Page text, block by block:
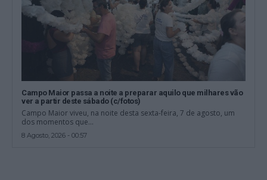
Campo Maior passa a noite a preparar aquilo que milhares vão
ver a partir deste sábado (c/fotos)
Campo Maior viveu, na noite desta sexta-feira, 7 de agosto, um
dos momentos que...
8 Agosto, 2026 - 00:57